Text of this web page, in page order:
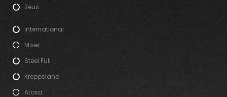
Zeus
International
Mixer
Steel Full
Kreppsland
Atosa